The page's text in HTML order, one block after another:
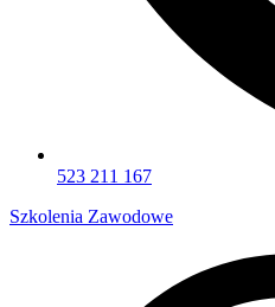
523 211 167
Szkolenia Zawodowe